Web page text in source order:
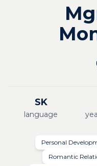
SK
language
Personal
Romantic